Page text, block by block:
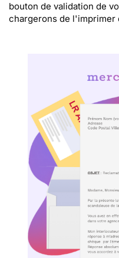
bouton de validation de
chargerons de l'imprimer